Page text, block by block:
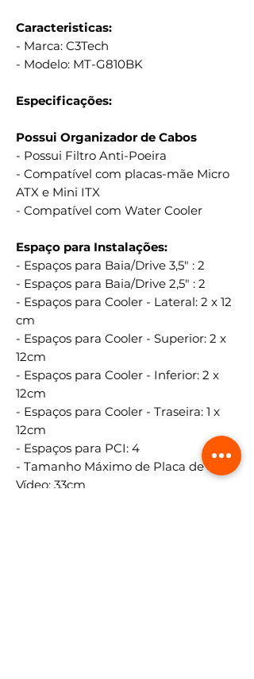
Caracteristicas:
- Marca: C3Tech
- Modelo: MT-G810BK
Especificações:
Possui Organizador de Cabos
- Possui Filtro Anti-Poeira
- Compatível com placas-mãe Micro
ATX e Mini ITX
- Compatível com Water Cooler
Espaço para Instalações:
- Espaços para Baia/Drive 3,5" : 2
- Espaços para Baia/Drive 2,5" : 2
- Espaços para Cooler - Lateral: 2 x 12
cm
- Espaços para Cooler - Superior: 2 x
12cm
- Espaços para Cooler - Inferior: 2 x
12cm
- Espaços para Cooler - Traseira: 1 x
12cm
- Espaços para PCI: 4
- Tamanho Máximo de Placa de
Vídeo: 33cm